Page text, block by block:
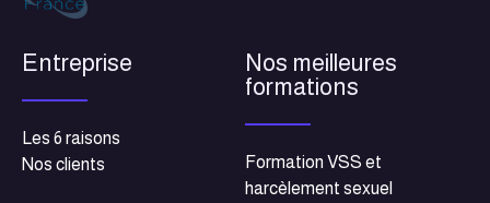
Entreprise
Les 6 raisons
Nos clients
Nos meilleures
formations
Formation VSS et
harcèlement sexuel